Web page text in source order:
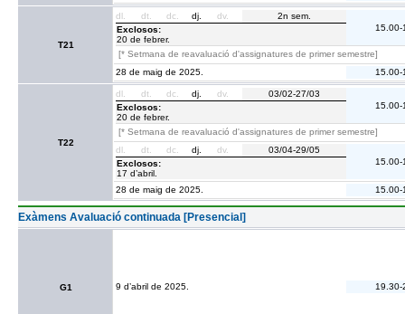
T21
dl. dt. dc. dj. dv.
2n sem.
Exclosos:
20 de febrer.
15.00-
[* Setmana de reavaluació d'assignatures de primer semestre]
28 de maig de 2025.
15.00-
T22
dl. dt. dc. dj. dv.
03/02-27/03
Exclosos:
20 de febrer.
15.00-
[* Setmana de reavaluació d'assignatures de primer semestre]
dl.
dt. dc. dj. dv.
03/04-29/05
Exclosos:
17 d’abril.
15.00-
28 de maig de 2025. 15.00-
Exàmens Avaluació continuada [Presencial]
G1 9 d’abril de 2025. 19.30-